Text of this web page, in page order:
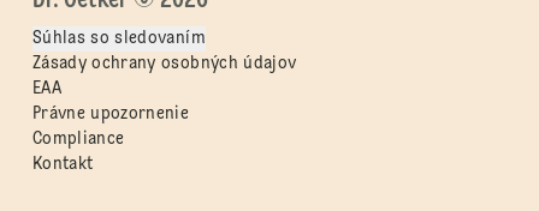
Súhlas so sledovaním
Zásady ochrany osobných údajov
EAA
Právne upozornenie
Compliance
Kontakt